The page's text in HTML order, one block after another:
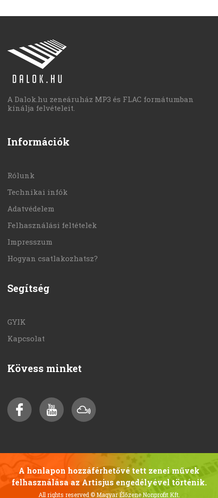
A Dalok.hu zeneáruház MP3 és FLAC formátumban
kínálja felvételeit.
Információk
Rólunk
Technikai infók
Adatvédelem
Felhasználási feltételek
Impresszum
Hogyan csatlakozhatsz?
Segítség
GYIK
Kapcsolat
Kövess minket
A honlapon hozzáférhetővé tett zenei művek
felhasználása az Artisjus engedélyével történik.
All rights reserved © Magyar Élőzene Nonprofit Kft.